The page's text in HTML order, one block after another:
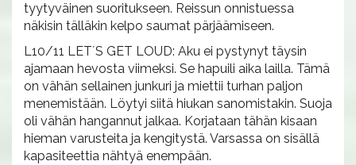
tyytyväinen suoritukseen. Reissun onnistuessa
näkisin tälläkin kelpo saumat pärjäämiseen.
L10/11 LET´S GET LOUD: Aku ei pystynyt täysin
ajamaan hevosta viimeksi. Se hapuili aika lailla. Tämä
on vähän sellainen junkuri ja miettii turhan paljon
menemistään. Löytyi siitä hiukan sanomistakin. Suoja
oli vähän hangannut jalkaa. Korjataan tähän kisaan
hieman varusteita ja kengitystä. Varsassa on sisällä
kapasiteettia nähtyä enempään.